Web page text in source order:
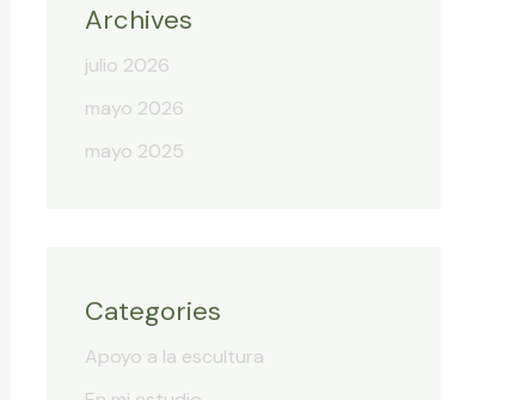
Archives
julio 2026
mayo 2026
mayo 2025
Categories
Apoyo a la escultura